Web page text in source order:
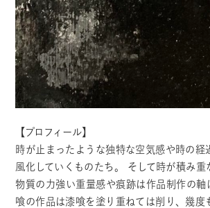
【プロフィール】
時が止まったような独特な空気感や時の経
風化していくものたち。 そして時が積み重
物質の力強い重量感や痕跡は作品制作の軸
喰の作品は漆喰を塗り重ねては削り、幾度